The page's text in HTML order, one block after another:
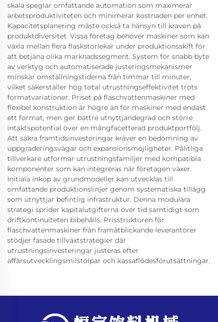
skala speglar omfattande automation som maximerar
arbetsproduktiviteten och minimerar kostnaden per enhet.
Kapacitetsplanering måste också ta hänsyn till kraven på
produktdiversitet. Vissa företag behöver maskiner som kan
växla mellan flera flaskstorlekar under produktionsskift för
att betjäna olika marknadssegment. System för snabb byte
av verktyg och automatiserade justeringsmekanismer
minskar omställningstiderna från timmar till minuter,
vilket säkerställer hög total utrustningseffektivitet trots
formatvariationer. Priset på flaschvattenmaskiner med
flexibel konstruktion är högre än för maskiner med endast
ett format, men ger bättre utnyttjandegrad och större
intäktspotential över en mångfacetterad produktportfölj.
Att säkra framtidsinvesteringar kräver en bedömning av
uppgraderingsvägar och expansionsmöjligheter. Pålitliga
tillverkare utformar utrustningsfamiljer med kompatibla
komponenter som kan integreras när företagen växer.
Initiala inköp av grundmodeller kan utvecklas till
omfattande produktionslinjer genom systematiska tillägg
som utnyttjar befintlig infrastruktur. Denna modulära
strategi sprider kapitalutgifterna över tid samtidigt som
driftkontinuiteten bibehålls. Prisstrukturen för
flaschvattenmaskiner från framåtblickande leverantörer
stödjer fasade tillväxtstrategier där
utrustningsinvesteringar justeras efter
affärsutvecklingsmilstolpar och kassaflödesförutsättningar.